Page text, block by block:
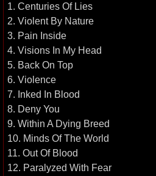
1. Centuries Of Lies
2. Violent By Nature
3. Pain Inside
4. Visions In My Head
5. Back On Top
6. Violence
7. Inked In Blood
8. Deny You
9. Within A Dying Breed
10. Minds Of The World
11. Out Of Blood
12. Paralyzed With Fear